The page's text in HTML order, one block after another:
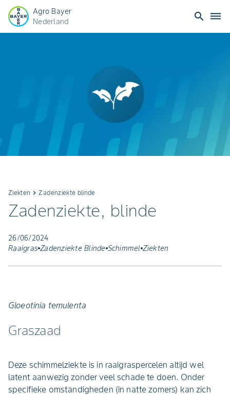
Agro Bayer
Nederland
search dehaze
Ziekten keyboard_arrow_rightZadenziekte blinde
Zadenziekte, blinde
26/06/2024
Raaigras Zadenziekte Blinde Schimmel Ziekten
Gloeotinia temulenta
Graszaad
Deze schimmelziekte is in raaigraspercelen altijd wel
latent aanwezig zonder veel schade te doen. Onder
specifieke omstandigheden (in natte zomers) kan zich